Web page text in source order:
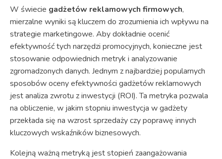
W świecie gadżetów reklamowych firmowych,
mierzalne wyniki są kluczem do zrozumienia ich wpływu na
strategie marketingowe. Aby dokładnie ocenić
efektywność tych narzędzi promocyjnych, konieczne jest
stosowanie odpowiednich metryk i analyzowanie
zgromadzonych danych. Jednym z najbardziej popularnych
sposobów oceny efektywności gadżetów reklamowych
jest analiza zwrotu z inwestycji (ROI). Ta metryka pozwala
na obliczenie, w jakim stopniu inwestycja w gadżety
przekłada się na wzrost sprzedaży czy poprawę innych
kluczowych wskaźników biznesowych.
Kolejną ważną metryką jest stopień zaangażowania